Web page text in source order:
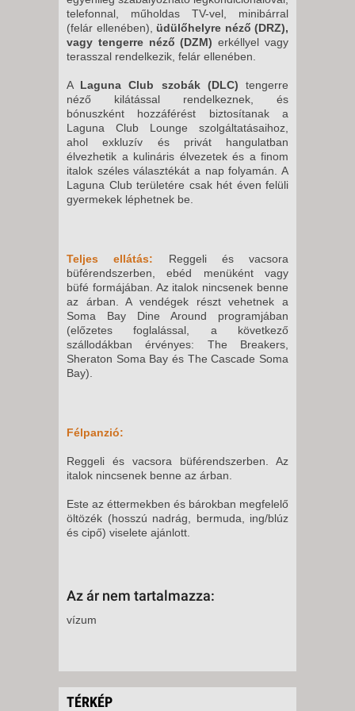
2026. NOVEMBER 07.,
SZOMBAT -
8 NAP / 7 ÉJSZAKA
2026. NOVEMBER 08.,
VASÁRNAP -
8 NAP / 7 ÉJSZAKA
2026. NOVEMBER 08.,
VASÁRNAP -
15 NAP / 14 ÉJSZAKA
22 NAP / 21 ÉJSZAKA
2026. NOVEMBER 09., HÉTFŐ -
10 NAP / 9 ÉJSZAKA
2026. NOVEMBER 10., KEDD -
8 NAP / 7 ÉJSZAKA
2026. NOVEMBER 10., KEDD -
8 NAP / 7 ÉJSZAKA
2026. NOVEMBER 11., SZERDA
-
15 NAP / 14 ÉJSZAKA
22 NAP / 21 ÉJSZAKA
2026. NOVEMBER 12.,
CSÜTÖRTÖK -
telefonnal, műholdas TV-vel, minibárral
(felár ellenében), üdülőhelyre néző (DRZ),
vagy tengerre néző (DZM) erkéllyel vagy
terasszal rendelkezik, felár ellenében.
A Laguna Club szobák (DLC) tengerre
néző kilátással rendelkeznek, és
bónuszként hozzáférést biztosítanak a
Laguna Club Lounge szolgáltatásaihoz,
ahol exkluzív és privát hangulatban
élvezhetik a kulináris élvezetek és a finom
italok széles választékát a nap folyamán. A
Laguna Club területére csak hét éven felüli
gyermekek léphetnek be.
Teljes ellátás: Reggeli és vacsora
büférendszerben, ebéd menüként vagy
büfé formájában. Az italok nincsenek benne
az árban. A vendégek részt vehetnek a
Soma Bay Dine Around programjában
(előzetes foglalással, a következő
szállodákban érvényes: The Breakers,
Sheraton Soma Bay és The Cascade Soma
Bay).
Félpanzió:
Reggeli és vacsora büférendszerben. Az
italok nincsenek benne az árban.
Este az éttermekben és bárokban megfelelő
öltözék (hosszú nadrág, bermuda, ing/blúz
és cipő) viselete ajánlott.
Az ár nem tartalmazza:
vízum
TÉRKÉP